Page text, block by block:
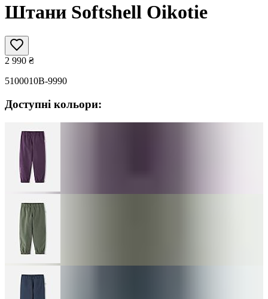
Штани Softshell Oikotie
2 990 ₴
5100010B-9990
Доступні кольори: